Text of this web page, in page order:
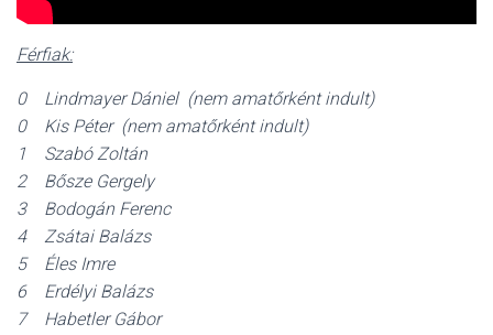
Férfiak:
0 Lindmayer Dániel (nem amatőrként indult)
0 Kis Péter (nem amatőrként indult)
1 Szabó Zoltán
2 Bősze Gergely
3 Bodogán Ferenc
4 Zsátai Balázs
5 Éles Imre
6 Erdélyi Balázs
7 Habetler Gábor